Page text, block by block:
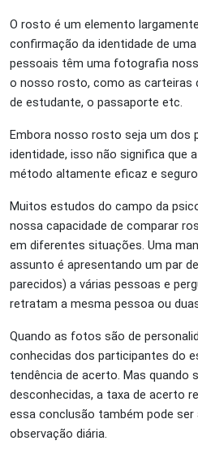
O rosto é um elemento
confirmação da identidade de
pessoais têm uma fotografia
o nosso rosto, como as carteiras
de estudante, o passaporte etc.
Embora nosso rosto seja um dos
identidade, isso não significa que
método altamente eficaz e
Muitos estudos do campo da
nossa capacidade de comparar
em diferentes situações. Uma
assunto é apresentando um par
parecidos) a várias pessoas e
retratam a mesma pessoa ou
Quando as fotos são de
conhecidas dos participantes do
tendência de acerto. Mas quando
desconhecidas, a taxa de acerto
essa conclusão também pode
observação diária.